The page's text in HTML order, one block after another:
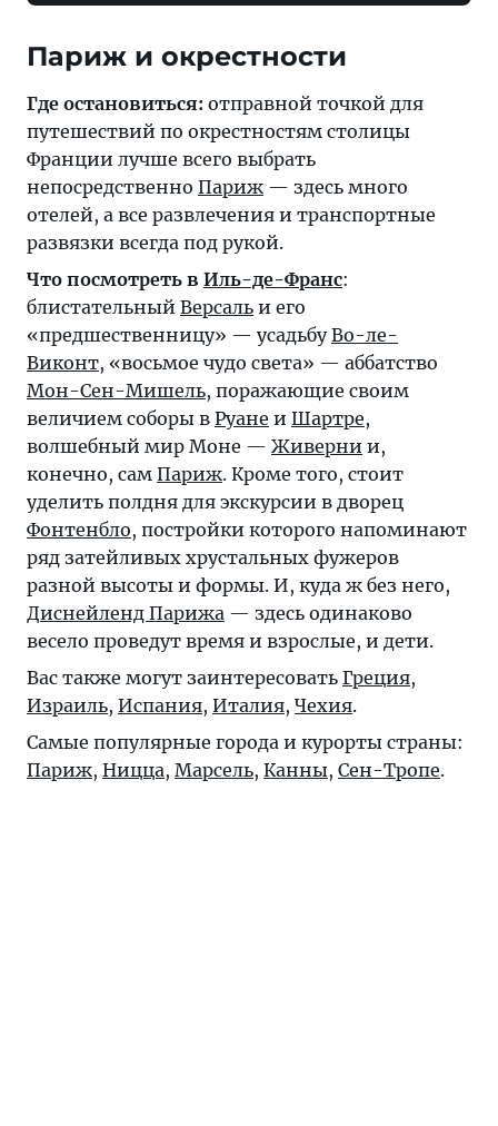
Париж и окрестности
Где остановиться: отправной точкой для
путешествий по окрестностям столицы
Франции лучше всего выбрать
непосредственно Париж — здесь много
отелей, а все развлечения и транспортные
развязки всегда под рукой.
Что посмотреть в Иль-де-Франс:
блистательный Версаль и его
«предшественницу» — усадьбуВо-ле-
Виконт, «восьмое чудо света» — аббатство
Мон-Сен-Мишель, поражающие своим
величием соборы в Руане и Шартре,
волшебный мир Моне — Живерни и,
конечно, сам Париж. Кроме того, стоит
уделить полдня для экскурсии в дворец
Фонтенбло, постройки которого напоминают
ряд затейливых хрустальных фужеров
разной высоты и формы. И, куда ж без него,
Диснейленд Парижа — здесь одинаково
весело проведут время и взрослые, и дети.
Вас также могут заинтересовать Греция,
Израиль, Испания, Италия, Чехия.
Самые популярные города и курорты страны:
Париж, Ницца, Марсель, Канны, Сен-Тропе.